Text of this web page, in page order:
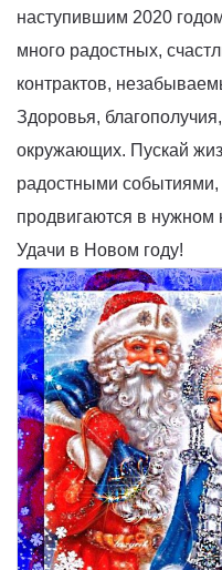
наступившим 2020
много радостных,
контрактов,
Здоровья,
окружающих. Пускай
радостными
продвигаются в нужном
Удачи в Новом году!